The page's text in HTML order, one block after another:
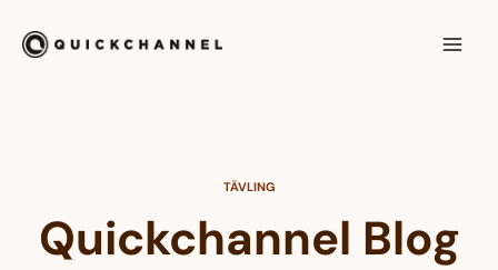
TÄVLING
Quickchannel Blog